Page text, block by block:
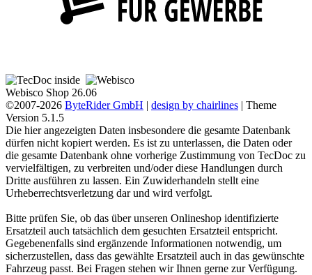
Webisco Shop 26.06
©2007-2026 ByteRider GmbH | design by chairlines | Theme
Version 5.1.5
Die hier angezeigten Daten insbesondere die gesamte Datenbank
dürfen nicht kopiert werden. Es ist zu unterlassen, die Daten oder
die gesamte Datenbank ohne vorherige Zustimmung von TecDoc zu
vervielfältigen, zu verbreiten und/oder diese Handlungen durch
Dritte ausführen zu lassen. Ein Zuwiderhandeln stellt eine
Urheberrechtsverletzung dar und wird verfolgt.
Bitte prüfen Sie, ob das über unseren Onlineshop identifizierte
Ersatzteil auch tatsächlich dem gesuchten Ersatzteil entspricht.
Gegebenenfalls sind ergänzende Informationen notwendig, um
sicherzustellen, dass das gewählte Ersatzteil auch in das gewünschte
Fahrzeug passt. Bei Fragen stehen wir Ihnen gerne zur Verfügung.